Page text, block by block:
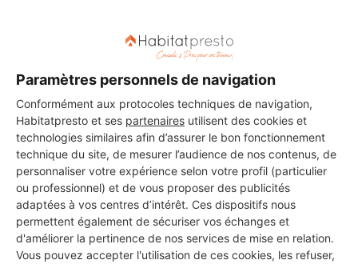
Paramètres personnels de navigation
Conformément aux protocoles techniques de navigation,
Habitatpresto et ses partenaires utilisent des cookies et
technologies similaires afin d’assurer le bon fonctionnement
technique du site, de mesurer l’audience de nos contenus, de
personnaliser votre expérience selon votre profil (particulier
ou professionnel) et de vous proposer des publicités
adaptées à vos centres d’intérêt. Ces dispositifs nous
permettent également de sécuriser vos échanges et
d'améliorer la pertinence de nos services de mise en relation.
Vous pouvez accepter l'utilisation de ces cookies, les refuser,